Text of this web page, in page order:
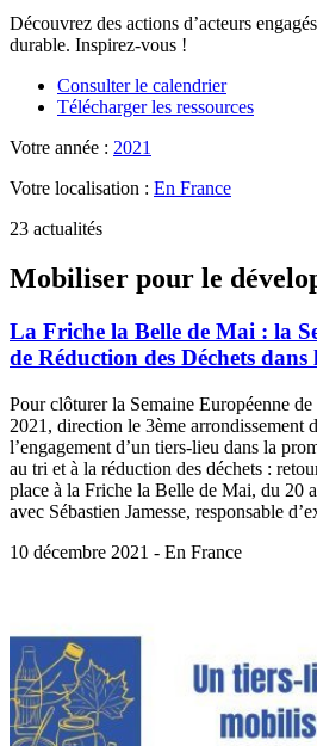
Découvrez des actions d’acteurs
durable. Inspirez-vous !
Consulter le calendrier
Télécharger les ressources
Votre année : 2021
Votre localisation : En France
23 actualités
Mobiliser pour le
La Friche la Belle de Mai : la
de Réduction des Déchets dans
Pour clôturer la Semaine Européenne
2021, direction le 3ème arrondissement
l’engagement d’un tiers-lieu dans la
au tri et à la réduction des déchets :
place à la Friche la Belle de Mai, du 20
avec Sébastien Jamesse, responsable
10 décembre 2021 - En France